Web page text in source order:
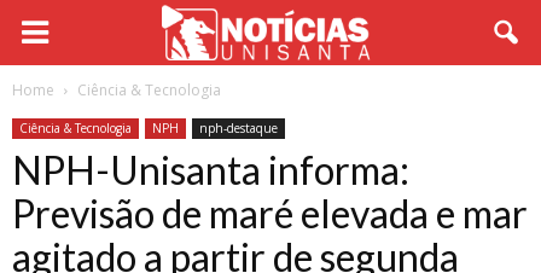
Home Ciência & Tecnologia
Ciência & Tecnologia NPH nph-destaque
NPH-Unisanta informa:
Previsão de maré elevada e mar
agitado a partir de segunda